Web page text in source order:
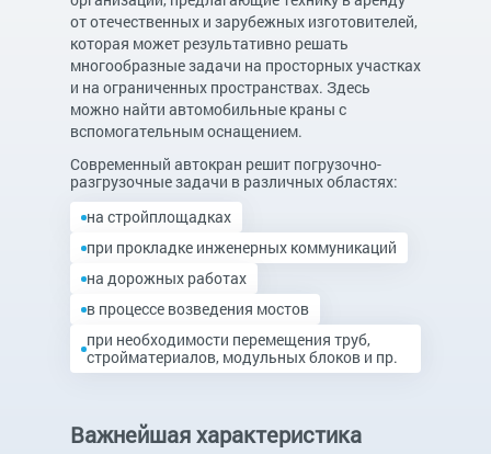
от отечественных и зарубежных изготовителей,
которая может результативно решать
многообразные задачи на просторных участках
и на ограниченных пространствах. Здесь
можно найти автомобильные краны с
вспомогательным оснащением.
Современный автокран решит погрузочно-
разгрузочные задачи в различных областях:
на стройплощадках
при прокладке инженерных коммуникаций
на дорожных работах
в процессе возведения мостов
при необходимости перемещения труб,
стройматериалов, модульных блоков и пр.
Важнейшая характеристика